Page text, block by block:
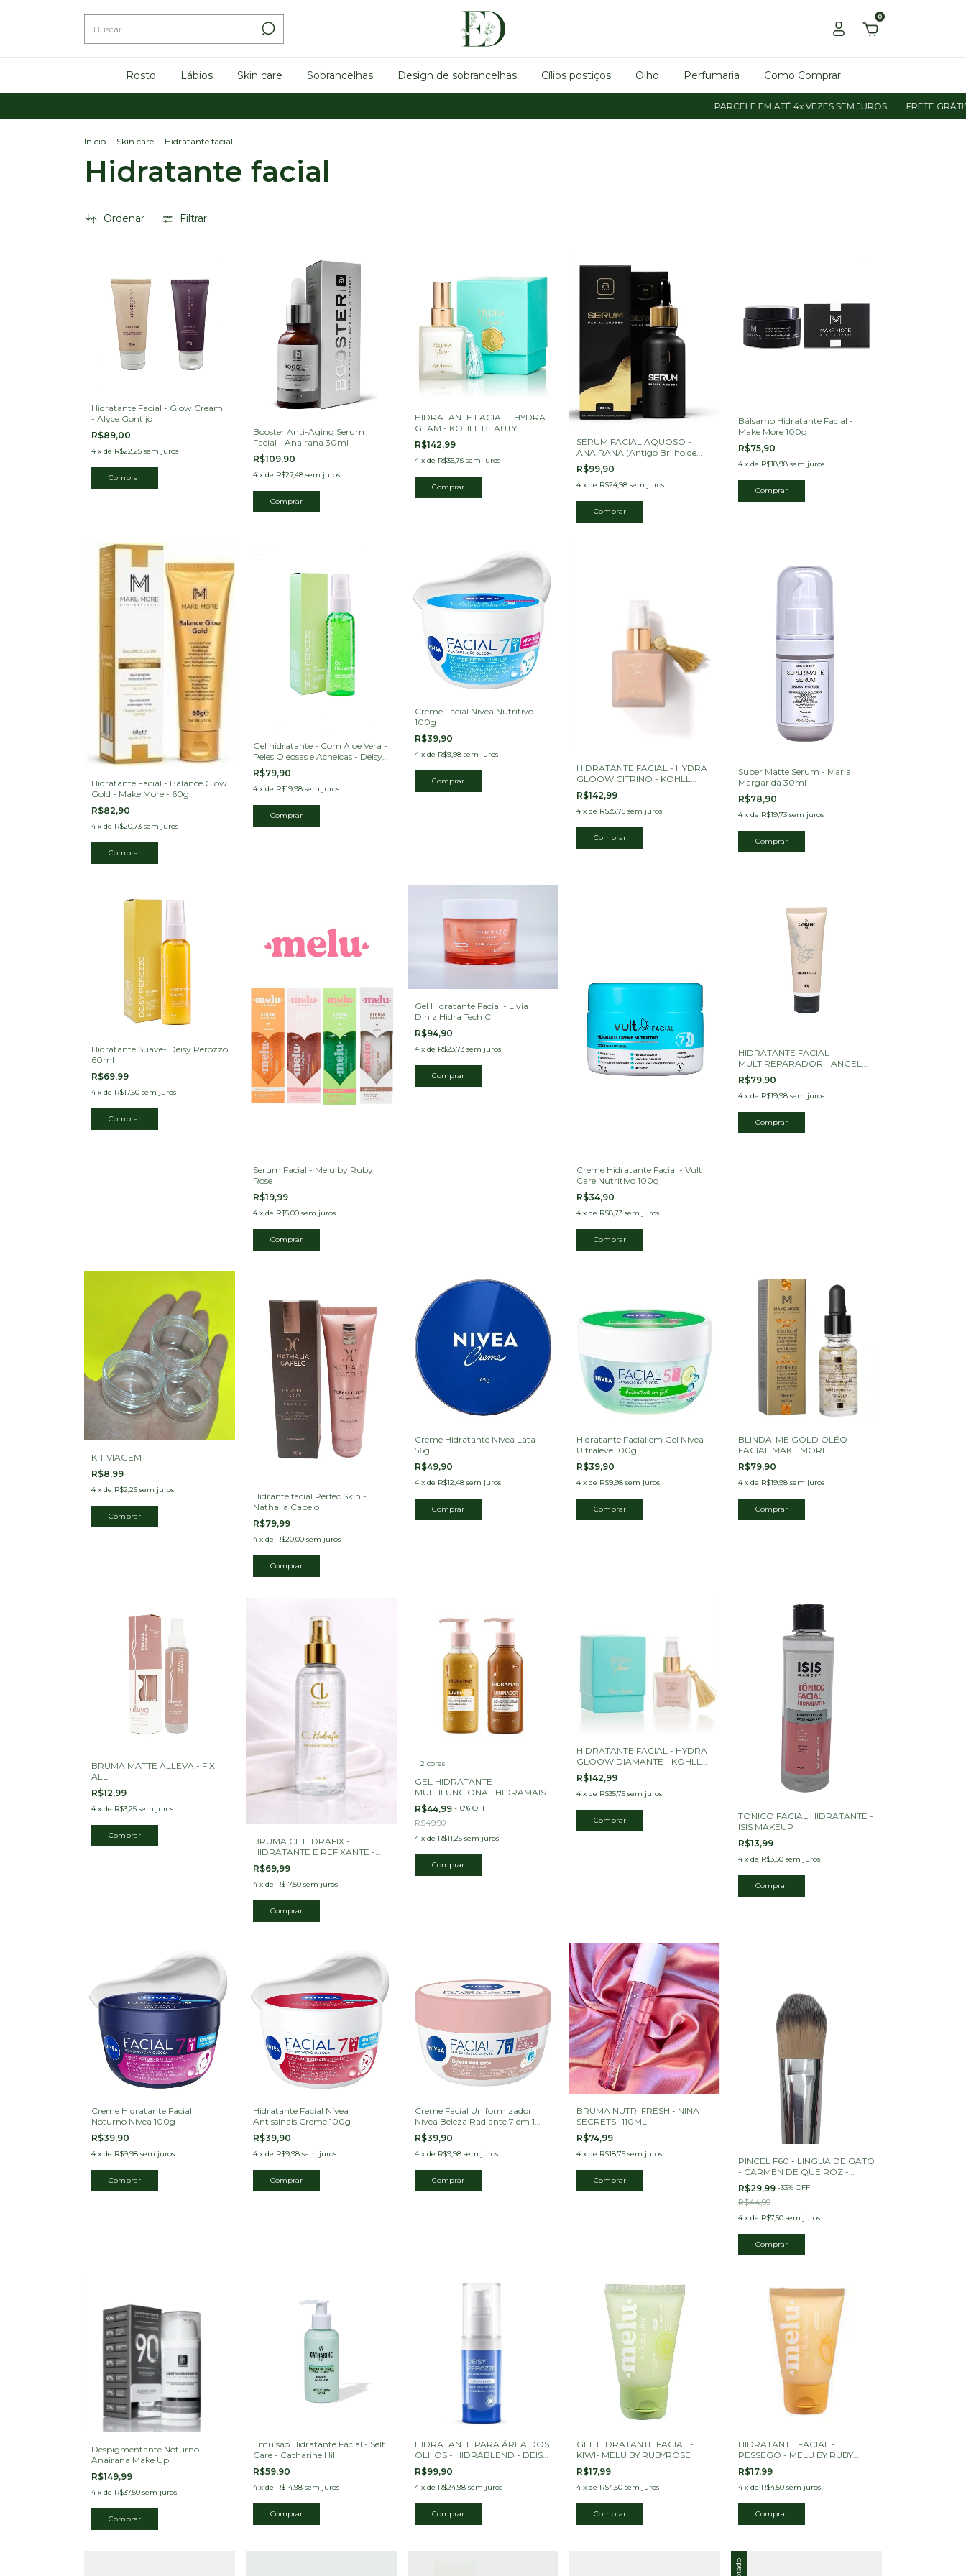
0
Rosto Lábios Skin care Sobrancelhas Design de sobrancelhas Cílios postiços Olho Perfumaria Como Comprar
PARCELE EM ATÉ 4x VEZES SEM JUROS FRETE GRÁTIS NAS
Início . Skin care . Hidratante facial
Hidratante facial
Ordenar Filtrar
Hidratante Facial - Glow Cream
- Alyce Gontijo
R$89,00
4 x de R$22,25 sem juros
Comprar
Booster Anti-Aging Serum
Facial - Anairana 30ml
R$109,90
4 x de R$27,48 sem juros
HIDRATANTE FACIAL - HYDRA
GLAM - KOHLL BEAUTY
R$142,99
4 x de R$35,75 sem juros
SÉRUM FACIAL AQUOSO -
ANAIRANA (Antigo Brilho de
Unicórnio)
R$99,90
4 x de R$24,98 sem juros
Bálsamo Hidratante Facial -
Make More 100g
R$75,90
4 x de R$18,98 sem juros
Hidratante Facial - Balance Glow
Gold - Make More - 60g
R$82,90
4 x de R$20,73 sem juros
Gel hidratante - Com Aloe Vera -
Peles Oleosas e Acneicas - Deisy
Perozzo
R$79,90
4 x de R$19,98 sem juros
Creme Facial Nivea Nutritivo
100g
R$39,90
4 x de R$9,98 sem juros
HIDRATANTE FACIAL - HYDRA
GLOOW CITRINO - KOHLL
BEAUTY
R$142,99
4 x de R$35,75 sem juros
Super Matte Serum - Maria
Margarida 30ml
R$78,90
4 x de R$19,73 sem juros
Hidratante Suave- Deisy Perozzo
60ml
R$69,99
4 x de R$17,50 sem juros
Serum Facial - Melu by Ruby
Rose
R$19,99
4 x de R$5,00 sem juros
Comprar
Gel Hidratante Facial - Livia
Diniz Hidra Tech C
R$94,90
4 x de R$23,73 sem juros
Creme Hidratante Facial - Vult
Care Nutritivo 100g
R$34,90
4 x de R$8,73 sem juros
HIDRATANTE FACIAL
MULTIREPARADOR - ANGEL
WINGS BY PRI LESSA -
CATHARINE HILL
R$79,90
4 x de R$19,98 sem juros
KIT VIAGEM
R$8,99
4 x de R$2,25 sem juros
Hidrante facial Perfec Skin -
Nathalia Capelo
R$79,99
4 x de R$20,00 sem juros
Creme Hidratante Nivea Lata
56g
R$49,90
4 x de R$12,48 sem juros
Hidratante Facial em Gel Nivea
Ultraleve 100g
R$39,90
4 x de R$9,98 sem juros
BLINDA-ME GOLD OLÉO
FACIAL MAKE MORE
R$79,90
4 x de R$19,98 sem juros
BRUMA MATTE ALLEVA - FIX
ALL
R$12,99
4 x de R$3,25 sem juros
BRUMA CL HIDRAFIX -
HIDRATANTE E REFIXANTE -
CLBEAUTY
R$69,99
4 x de R$17,50 sem juros
2 cores
GEL HIDRATANTE
MULTIFUNCIONAL HIDRAMAIS -
BIOCAP LABORATORIO
260ML
R$44,99 -10% OFF
R$49,90
4 x de R$11,25 sem juros
Comprar
HIDRATANTE FACIAL - HYDRA
GLOOW DIAMANTE - KOHLL
BEAUTY
R$142,99
4 x de R$35,75 sem juros
TONICO FACIAL HIDRATANTE -
ISIS MAKEUP
R$13,99
4 x de R$3,50 sem juros
Creme Hidratante Facial
Noturno Nivea 100g
R$39,90
4 x de R$9,98 sem juros
Hidratante Facial Nívea
Antissinais Creme 100g
R$39,90
4 x de R$9,98 sem juros
Creme Facial Uniformizador
Nívea Beleza Radiante 7 em 1
100g
R$39,90
4 x de R$9,98 sem juros
BRUMA NUTRI FRESH - NINA
SECRETS -110ML
R$74,99
4 x de R$18,75 sem juros
PINCEL F60 - LINGUA DE GATO
- CARMEN DE QUEIROZ -
MAKEME COSMETIC
R$29,99 -33% OFF
R$44,99
4 x de R$7,50 sem juros
Despigmentante Noturno
Anairana Make Up
R$149,99
4 x de R$37,50 sem juros
Emulsão Hidratante Facial - Self
Care - Catharine Hill
R$59,90
4 x de R$14,98 sem juros
HIDRATANTE PARA ÁREA DOS
OLHOS - HIDRABLEND - DEISY
PEROZZO
R$99,90
4 x de R$24,98 sem juros
GEL HIDRATANTE FACIAL -
KIWI- MELU BY RUBYROSE
R$17,99
4 x de R$4,50 sem juros
HIDRATANTE FACIAL -
PESSEGO - MELU BY RUBY
ROSE
R$17,99
4 x de R$4,50 sem juros